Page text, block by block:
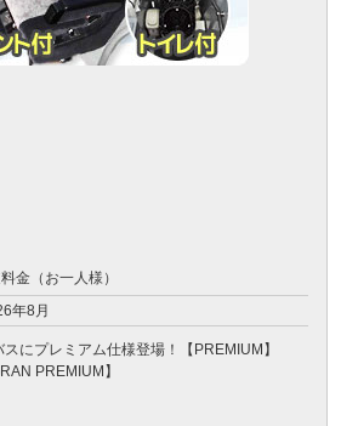
金（お一人様）
年8月
にプレミアム仕様登場！【PREMIUM】
PREMIUM】